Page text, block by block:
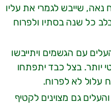
שייבש לגמרי את עליו
כל שנה בסתיו ולפרוח
עם הגשמים ויתייבשו
יותר. בצל כבד יתפתחו
עלול לא לפרוח.
גם מצוינים לקטיף